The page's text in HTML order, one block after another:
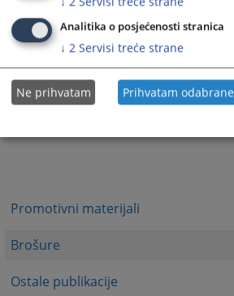
Promotivni materijali
Brošure
Ostale publikacije
Analitika o posjećenosti stranica
↓ 2 Servisi treće strane
Ne prihvatam Prihvatam odabrane